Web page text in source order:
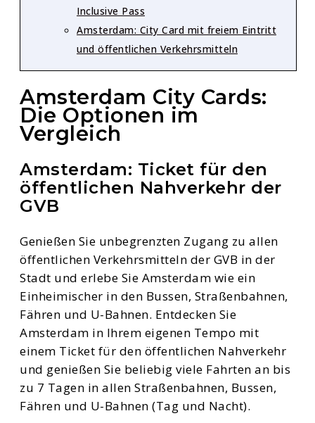
Inclusive Pass
Amsterdam: City Card mit freiem Eintritt
und öffentlichen Verkehrsmitteln
Amsterdam City Cards:
Die Optionen im
Vergleich
Amsterdam: Ticket für den
öffentlichen Nahverkehr der
GVB
Genießen Sie unbegrenzten Zugang zu allen
öffentlichen Verkehrsmitteln der GVB in der
Stadt und erlebe Sie Amsterdam wie ein
Einheimischer in den Bussen, Straßenbahnen,
Fähren und U-Bahnen. Entdecken Sie
Amsterdam in Ihrem eigenen Tempo mit
einem Ticket für den öffentlichen Nahverkehr
und genießen Sie beliebig viele Fahrten an bis
zu 7 Tagen in allen Straßenbahnen, Bussen,
Fähren und U-Bahnen (Tag und Nacht).